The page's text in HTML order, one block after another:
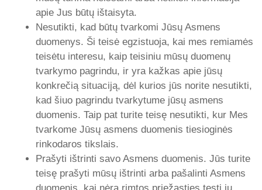
apie Jus būtų ištaisyta.
Nesutikti, kad būtų tvarkomi Jūsų Asmens
duomenys. Ši teisė egzistuoja, kai mes remiamės
teisėtu interesu, kaip teisiniu mūsų duomenų
tvarkymo pagrindu, ir yra kažkas apie jūsų
konkrečią situaciją, dėl kurios jūs norite nesutikti,
kad šiuo pagrindu tvarkytume jūsų asmens
duomenis. Taip pat turite teisę nesutikti, kur Mes
tvarkome Jūsų asmens duomenis tiesioginės
rinkodaros tikslais.
Prašyti ištrinti savo Asmens duomenis. Jūs turite
teisę prašyti mūsų ištrinti arba pašalinti Asmens
duomenis, kai nėra rimtos priežasties tęsti jų